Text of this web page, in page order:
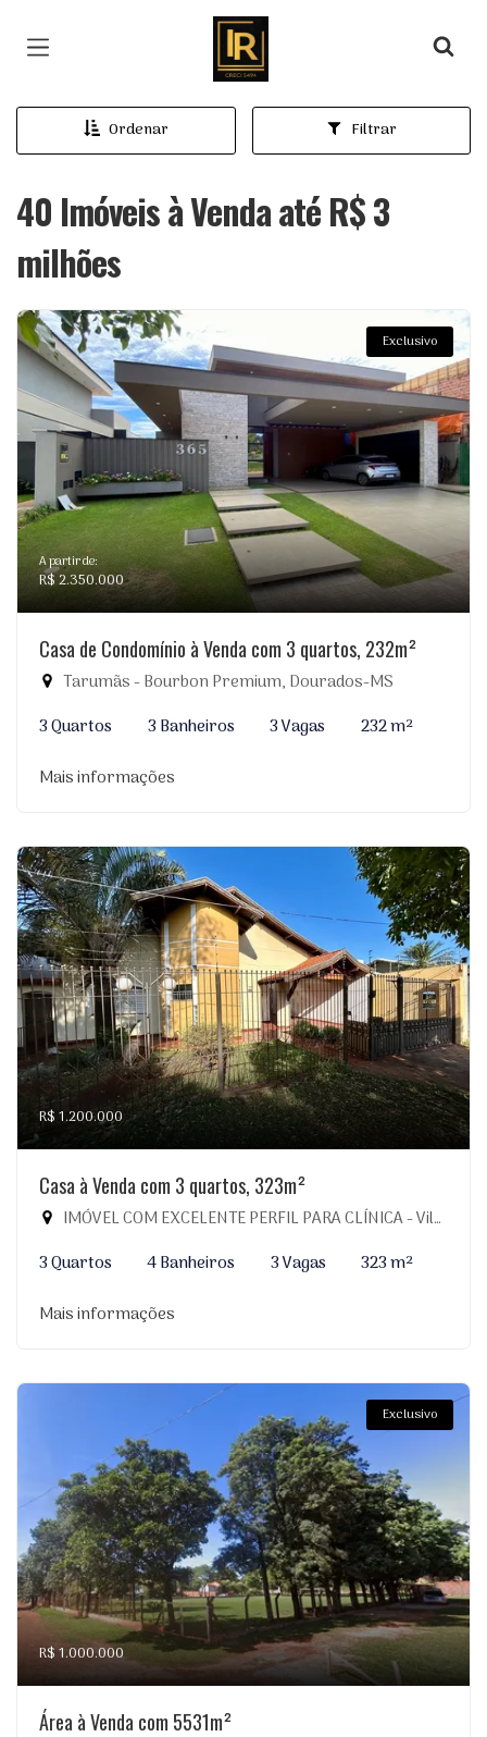
Página inicial
Ordenar Filtrar
40 Imóveis à Venda até R$ 3
milhões
Exclusivo
A partir de:
R$ 2.350.000
Casa de Condomínio à Venda com 3 quartos, 232m²
Tarumãs - Bourbon Premium, Dourados-MS
3 Quartos
3 Banheiros 3 Vagas
232 m²
Mais informações
R$ 1.200.000
Casa à Venda com 3 quartos, 323m²
IMÓVEL COM EXCELENTE PERFIL PARA CLÍNICA - Vila Planalto, Dourados-MS
3 Quartos
4 Banheiros 3 Vagas
323 m²
Mais informações
Exclusivo
R$ 1.000.000
Área à Venda com 5531m²